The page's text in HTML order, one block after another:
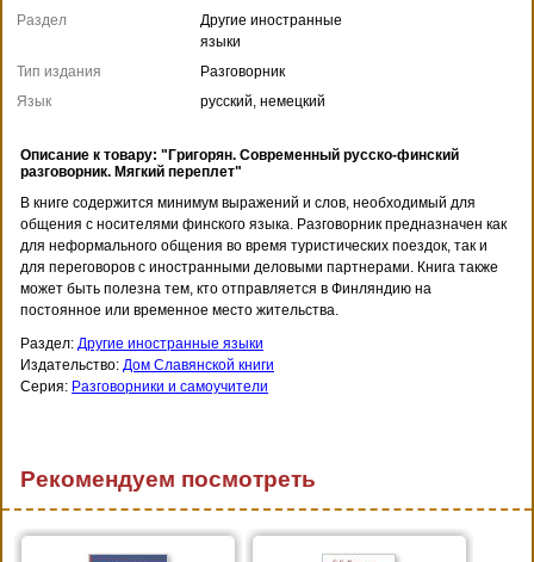
Раздел
Другие иностранные
языки
Тип издания
Разговорник
Язык
русский, немецкий
Описание к товару: "Григорян. Современный русско-финский
разговорник. Мягкий переплет"
В книге содержится минимум выражений и слов, необходимый для
общения с носителями финского языка. Разговорник предназначен как
для неформального общения во время туристических поездок, так и
для переговоров с иностранными деловыми партнерами. Книга также
может быть полезна тем, кто отправляется в Финляндию на
постоянное или временное место жительства.
Раздел: Другие иностранные языки
Издательство: Дом Славянской книги
Серия: Разговорники и самоучители
Рекомендуем посмотреть